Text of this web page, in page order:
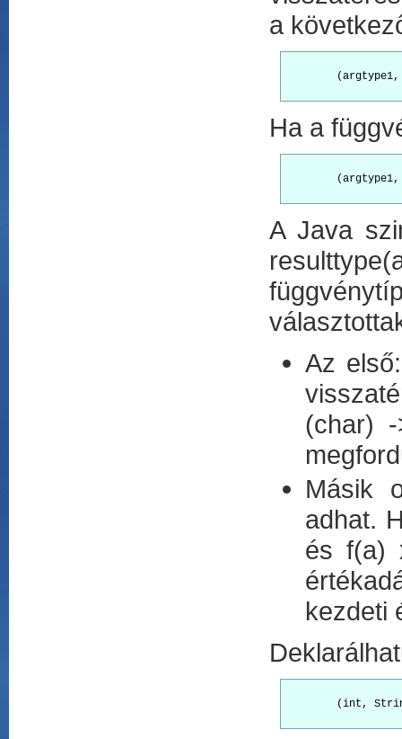
a
Ha a
A Java
Az
(char) -
Másik
adhat.
és f(a)
kezdeti
(int,